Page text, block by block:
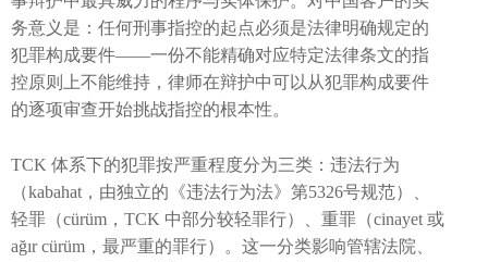
务意义是：任何刑事指控的起点必须是法律明确规定的
犯罪构成要件——一份不能精确对应特定法律条文的指
控原则上不能维持，律师在辩护中可以从犯罪构成要件
的逐项审查开始挑战指控的根本性。
TCK 体系下的犯罪按严重程度分为三类：违法行为
（kabahat，由独立的《违法行为法》第5326号规范）、
轻罪（cürüm，TCK 中部分较轻罪行）、重罪（cinayet 或
ağır cürüm，最严重的罪行）。这一分类影响管辖法院、